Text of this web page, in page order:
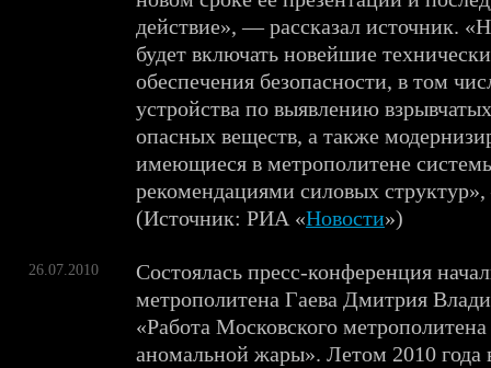
действие», — рассказал источник.
будет включать новейшие
обеспечения безопасности, в том
устройства по выявлению
опасных веществ, а также
имеющиеся в метрополитене
рекомендациями силовых
(Источник: РИА «Новости»)
26.07.2010
Состоялась пресс-конференция
метрополитена Гаева Дмитрия
«Работа Московского метрополитена
аномальной жары». Летом 2010 года